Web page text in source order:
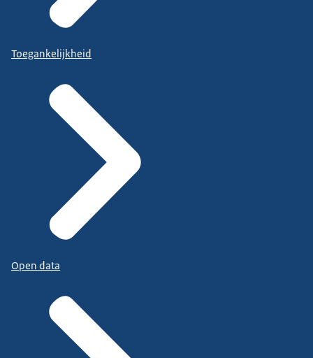
Toegankelijkheid
Open data